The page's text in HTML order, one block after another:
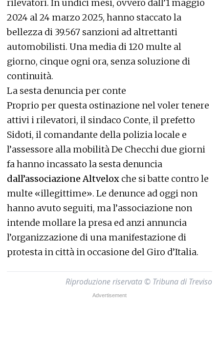
rilevatori. In undici mesi, ovvero dall’1 maggio
2024 al 24 marzo 2025, hanno staccato la
bellezza di 39.567 sanzioni ad altrettanti
automobilisti. Una media di 120 multe al
giorno, cinque ogni ora, senza soluzione di
continuità.
La sesta denuncia per conte
Proprio per questa ostinazione nel voler tenere
attivi i rilevatori, il sindaco Conte, il prefetto
Sidoti, il comandante della polizia locale e
l’assessore alla mobilità De Checchi due giorni
fa hanno incassato la sesta denuncia
dall’associazione Altvelox che si batte contro le
multe «illegittime». Le denunce ad oggi non
hanno avuto seguiti, ma l’associazione non
intende mollare la presa ed anzi annuncia
l’organizzazione di una manifestazione di
protesta in città in occasione del Giro d’Italia.
Riproduzione riservata © Tribuna di Treviso